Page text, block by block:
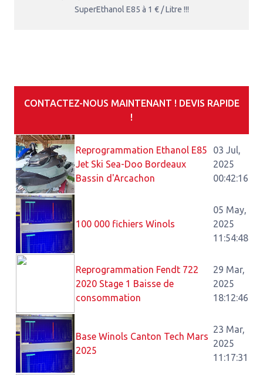
SuperEthanol E85 à 1 € / Litre !!!
CONTACTEZ-NOUS MAINTENANT ! DEVIS RAPIDE
!
Reprogrammation Ethanol E85
Jet Ski Sea-Doo Bordeaux
Bassin d'Arcachon
03 Jul,
2025
00:42:16
100 000 fichiers Winols
05 May,
2025
11:54:48
Reprogrammation Fendt 722
2020 Stage 1 Baisse de
consommation
29 Mar,
2025
18:12:46
Base Winols Canton Tech Mars
2025
23 Mar,
2025
11:17:31